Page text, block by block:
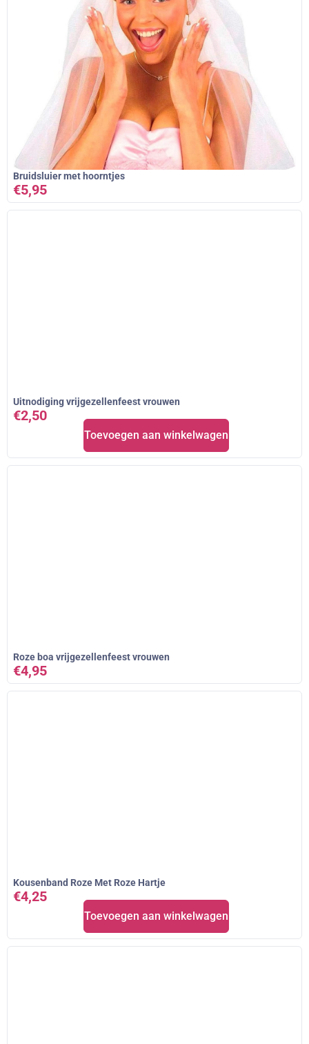
Bruidsluier met hoorntjes
€5,95
Uitnodiging vrijgezellenfeest vrouwen
€2,50
Toevoegen aan winkelwagen
Roze boa vrijgezellenfeest vrouwen
€4,95
Kousenband Roze Met Roze Hartje
€4,25
Toevoegen aan winkelwagen